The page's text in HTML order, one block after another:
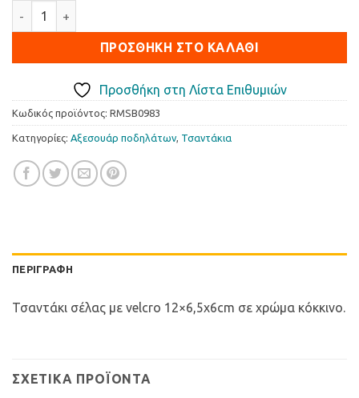
ΠΡΟΣΘΉΚΗ ΣΤΟ ΚΑΛΆΘΙ
Προσθήκη στη Λίστα Επιθυμιών
Κωδικός προϊόντος: RMSB0983
Κατηγορίες: Αξεσουάρ ποδηλάτων, Τσαντάκια
ΠΕΡΙΓΡΑΦΉ
Τσαντάκι σέλας με velcro 12×6,5x6cm σε χρώμα κόκκινο.
ΣΧΕΤΙΚΆ ΠΡΟΪΌΝΤΑ